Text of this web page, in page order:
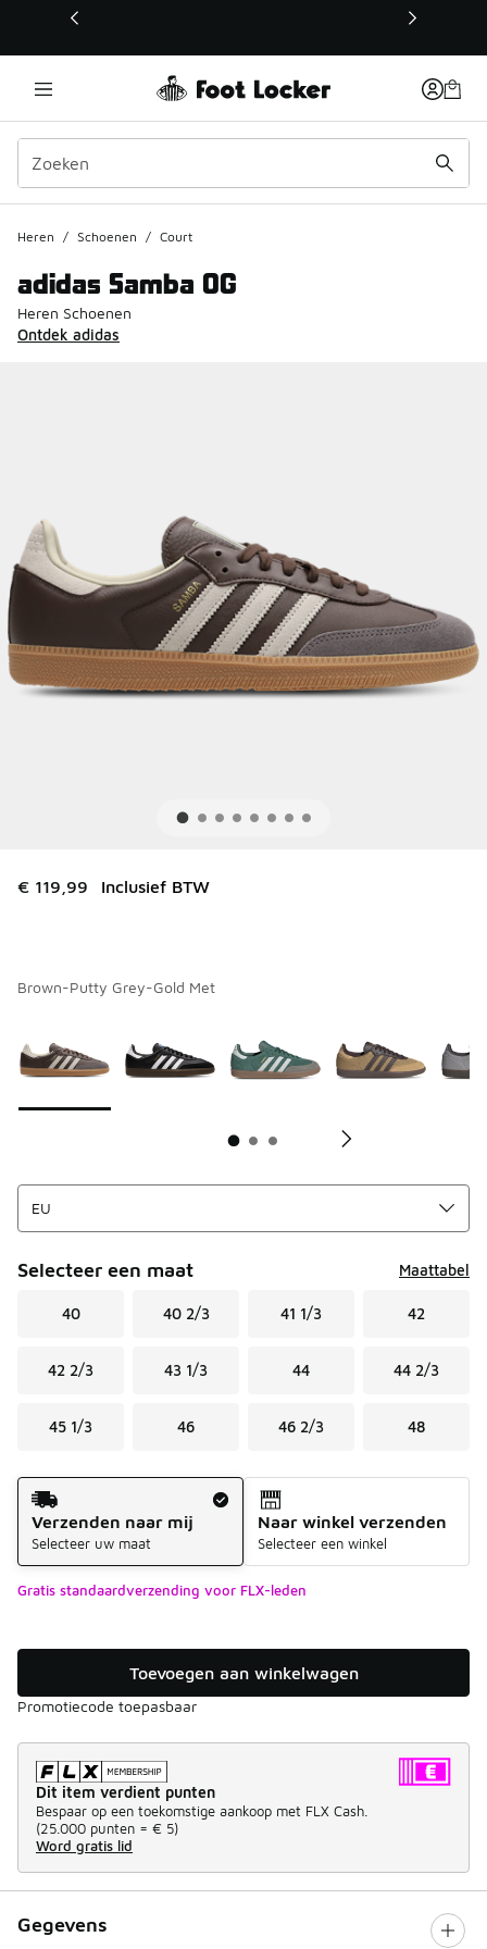
Deze link wordt geopend in een nieuw venster
Heren / Schoenen / Court
adidas Samba OG
Heren Schoenen
Ontdek adidas
€ 119,99 Inclusief BTW
Brown-Putty Grey-Gold Met
Selecteer een maat Maattabel
40 40 2/3 41 1/3 42
42 2/3 43 1/3 44 44 2/3
45 1/3 46 46 2/3 48
Verzendmethode
Verzenden naar mij
Selecteer uw maat
Naar winkel verzenden
Selecteer een winkel
Gratis standaardverzending voor FLX-leden
Toevoegen aan winkelwagen
Promotiecode toepasbaar
Dit item verdient punten
Bespaar op een toekomstige aankoop met FLX Cash.
(25.000 punten = € 5)
Word gratis lid
Gegevens